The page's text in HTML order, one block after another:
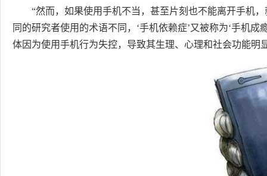
“然而，如果使用手机不当，甚至片刻也不能离开手机
同的研究者使用的术语不同，‘手机依赖症’又被称为‘手机成
体因为使用手机行为失控，导致其生理、心理和社会功能明